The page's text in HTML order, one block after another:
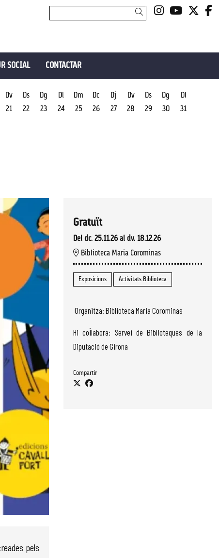
Link aLink a
Cercar
SOCIAL CONTACTAR
Dv
21
Ds
22
Dg
23
Dl
24
Dm
25
Dc
26
Dj
27
Dv
28
Ds
29
Dg
30
Dl
31
Gratuït
Del dc. 25.11.26al dv. 18.12.26
Biblioteca Maria Corominas
Exposicions Activitats Biblioteca
Organitza: Biblioteca Maria Corominas
Hi col·labora: Servei de Biblioteques de la
Diputació de Girona
Compartir
pels